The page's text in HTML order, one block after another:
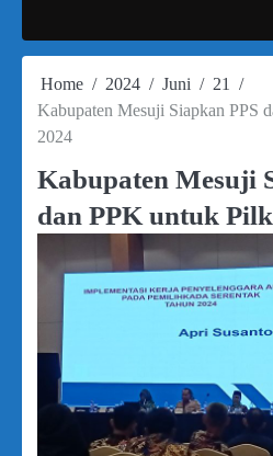
Home 2024 Juni
21
Kabupaten Mesuji Siapkan PPS
2024
Kabupaten Mesuji
dan PPK untuk